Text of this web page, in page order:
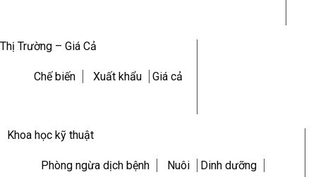
Thị Trường – Giá Cả
Chế biến Xuất khẩu Giá cả
Khoa học kỹ thuật
Phòng ngừa dịch bệnh Nuôi Dinh dưỡng